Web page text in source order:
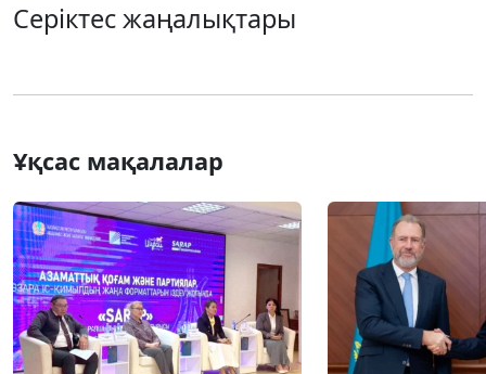
Серіктес жаңалықтары
Ұқсас мақалалар